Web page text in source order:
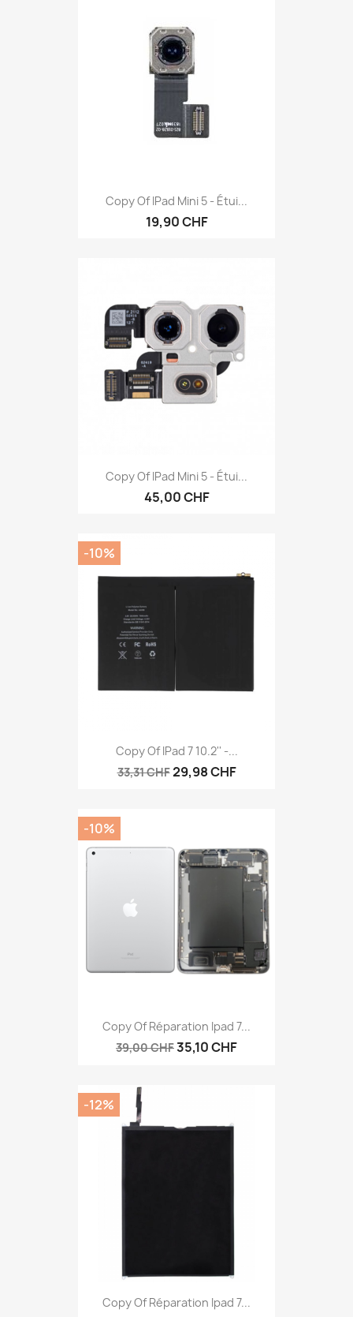
Copy Of IPad Mini 5 - Étui...
19,90 CHF
Copy Of IPad Mini 5 - Étui...
45,00 CHF
Copy Of IPad 7 10.2'' -...
33,31 CHF29,98 CHF
-10%
Copy Of Réparation Ipad 7...
39,00 CHF35,10 CHF
-10%
Copy Of Réparation Ipad 7...
-12%